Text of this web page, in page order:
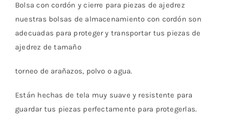
Bolsa con cordón y cierre para piezas de ajedrez
nuestras bolsas de almacenamiento con cordón son
adecuadas para proteger y transportar tus piezas de
ajedrez de tamaño
torneo de arañazos, polvo o agua.
Están hechas de tela muy suave y resistente para
guardar tus piezas perfectamente para protegerlas.